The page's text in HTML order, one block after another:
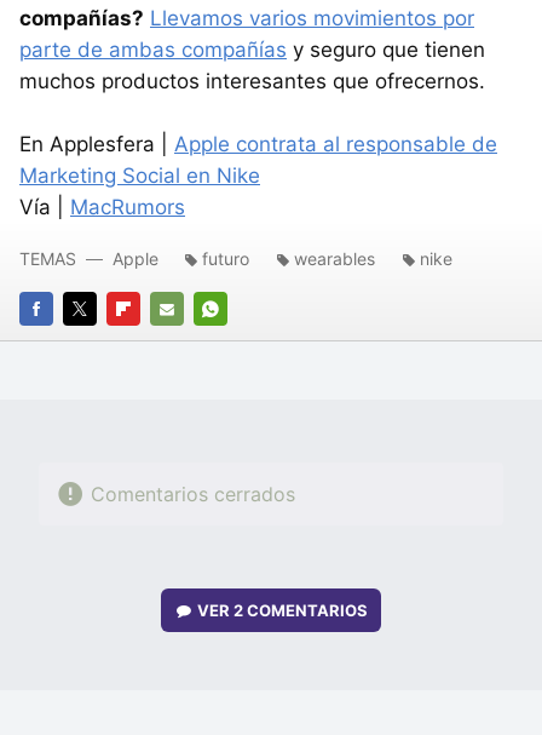
compañías? Llevamos varios movimientos por
parte de ambas compañías y seguro que tienen
muchos productos interesantes que ofrecernos.
En Applesfera | Apple contrata al responsable de
Marketing Social en Nike
Vía | MacRumors
FACEBOOK
TWITTERFLIPBOARD
E-
WHATSAPP
TEMAS Apple futuro wearables nike
Comentarios cerrados
VER2 COMENTARIOS